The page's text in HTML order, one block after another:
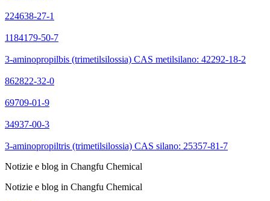
224638-27-1
1184179-50-7
3-aminopropilbis (trimetilsilossia) CAS metilsilano: 42292-18-2
862822-32-0
69709-01-9
34937-00-3
3-aminopropiltris (trimetilsilossia) CAS silano: 25357-81-7
Notizie e blog in Changfu Chemical
Notizie e blog in Changfu Chemical